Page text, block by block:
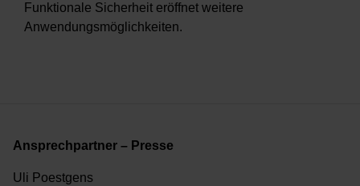
Funktionale Sicherheit eröffnet weitere
Anwendungsmöglichkeiten.
Ansprechpartner – Presse
Uli Poestgens